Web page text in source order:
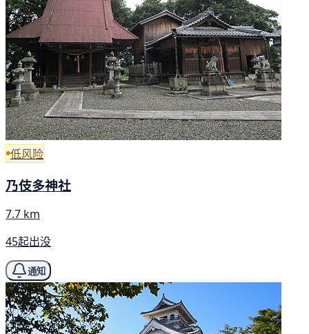
低风险
乃伎多神社
7.7 km
45起出没
通知